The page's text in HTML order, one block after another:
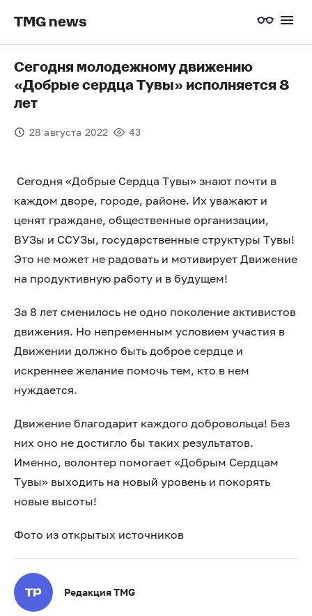
TMG news
Cегодня молодежному движению
«Добрые сердца Тувы» исполняется 8
лет
28 августа 2022 43
Сегодня «Добрые Сердца Тувы» знают почти в
каждом дворе, городе, районе. Их уважают и
ценят граждане, общественные организации,
ВУЗы и ССУЗы, государственные структуры Тувы!
Это не может не радовать и мотивирует Движение
на продуктивную работу и в будущем!
За 8 лет сменилось не одно поколение активистов
движения. Но непременным условием участия в
Движении должно быть доброе сердце и
искреннее желание помочь тем, кто в нем
нуждается.
Движение благодарит каждого добровольца! Без
них оно не достигло бы таких результатов.
Именно, волонтер помогает «Добрым Сердцам
Тувы» выходить на новый уровень и покорять
новые высоты!
Фото из открытых источников
Редакция TMG